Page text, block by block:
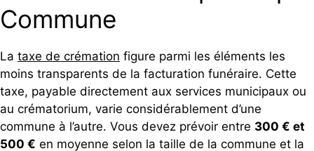
Commune
La taxe de crémation figure parmi les éléments les
moins transparents de la facturation funéraire. Cette
taxe, payable directement aux services municipaux ou
au crématorium, varie considérablement d’une
commune à l’autre. Vous devez prévoir entre 300 € et
500 € en moyenne selon la taille de la commune et la